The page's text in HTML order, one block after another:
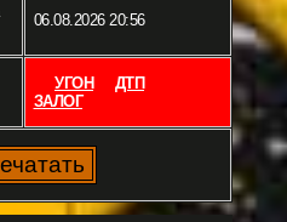
06.08.2026 20:56
УГОН
ДТП
ЗАЛОГ